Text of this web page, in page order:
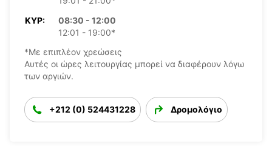
ΚΥΡ:
08:30 - 12:00
12:01 - 19:00*
*Με επιπλέον χρεώσεις
Αυτές οι ώρες λειτουργίας μπορεί να διαφέρουν λόγω
των αργιών.
+212 (0) 524431228 Δρομολόγιο